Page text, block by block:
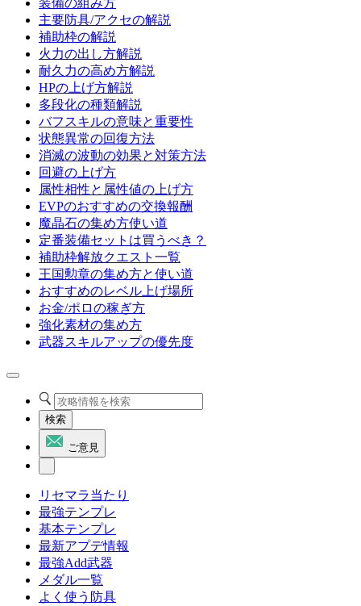
装備の組み方
主要防具/アクセの解説
補助枠の解説
火力の出し方解説
耐久力の高め方解説
HPの上げ方解説
多段化の種類解説
バフスキルの意味と重要性
状態異常の回復方法
消滅の波動の効果と対策方法
回避の上げ方
属性相性と属性値の上げ方
EVPのおすすめの交換報酬
魔晶石の集め方使い道
定番装備セットは買うべき？
補助枠解放クエスト一覧
王国勲章の集め方と使い道
おすすめのレベル上げ場所
お金/ポロの稼ぎ方
強化素材の集め方
武器スキルアップの優先度
検索
ご意見
リセマラ当たり
最強テンプレ
基本テンプレ
最新アプデ情報
最強Add武器
メダル一覧
よく使う防具